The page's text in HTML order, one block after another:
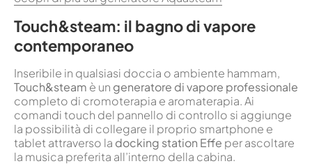
Touch&steam: il bagno di vapore
contemporaneo
Inseribile in qualsiasi doccia o ambiente hammam,
Touch&steam è un generatore di vapore professionale
completo di cromoterapia e aromaterapia. Ai
comandi touch del pannello di controllo si aggiunge
la possibilità di collegare il proprio smartphone e
tablet attraverso la docking station Effe per ascoltare
la musica preferita all’interno della cabina.